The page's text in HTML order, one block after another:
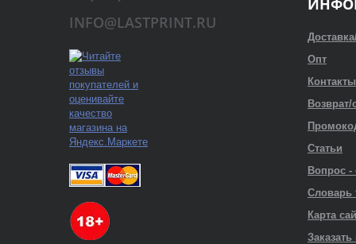
INFO@LASTPRINT.RU
Опт
Контакты
Статьи
Вопрос -
Словарь
Карта